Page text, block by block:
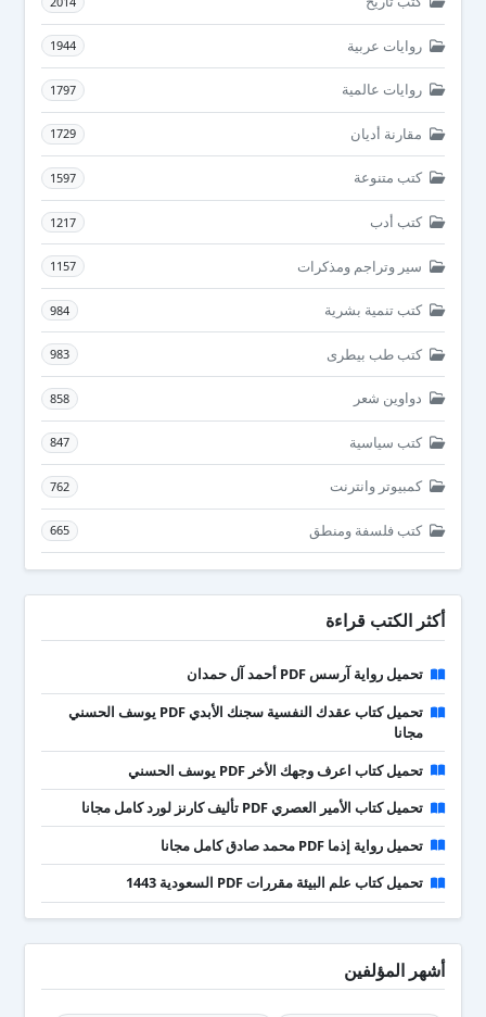
روايات عربية 1944
روايات عالمية 1797
مقارنة أديان 1729
كتب متنوعة 1597
كتب أدب 1217
سير وتراجم ومذكرات 1157
كتب تنمية بشرية 984
كتب طب بيطرى 983
دواوين شعر 858
كتب سياسية 847
كمبيوتر وانترنت 762
كتب فلسفة ومنطق 665
أكثر الكتب قراءة
تحميل رواية آرسس PDF أحمد آل حمدان
تحميل كتاب عقدك النفسية سجنك الأبدي PDF يوسف الحسني
مجانا
تحميل كتاب اعرف وجهك الأخر PDF يوسف الحسني
تحميل كتاب الأمير العصري PDF تأليف كارنز لورد كامل مجانا
تحميل رواية إذما PDF محمد صادق كامل مجانا
تحميل كتاب علم البيئة مقررات PDF السعودية 1443
أشهر المؤلفين